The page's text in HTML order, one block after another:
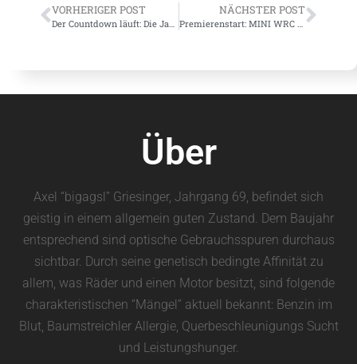
VORHERIGER POST NÄCHSTER POST
Über
Axel “bigagsl” Griesinger, Jahrgang 69, befindet sich
geistig in einem allgemein guten Zustand. Dem Baujahr
entsprechend sind optische Gebrauchsspuren durchaus
sichtbar. Durch seine genetisch bedingte Affinität zu
allem, was Räder und einen Motor besitzt, sind folgende
charakteristischen “Mängel” aktuell bekannt: Benzin im
Blut, Baumstreichler Allergie, Querbeschleunigungs Sucht
und Leistungshunger.